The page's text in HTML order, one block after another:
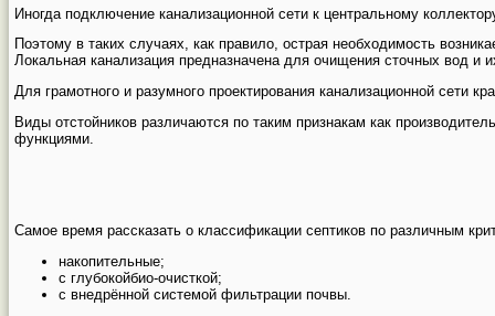
Иногда подключение канализационной сети к центральному
Поэтому в таких случаях, как правило, острая необходимость
Локальная канализация предназначена для очищения сточных вод и
Для грамотного и разумного проектирования канализационной сети
Виды отстойников различаются по таким признакам как
функциями.
Самое время рассказать о классификации септиков по различным
накопительные;
с глубокойбио-очисткой;
с внедрённой системой фильтрации почвы.